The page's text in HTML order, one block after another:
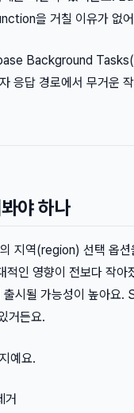
을 거칠 이유가 없
Background
응답 경로에서 무거운
야 하나
역(region) 선택 옵션
적인 영향이 전보다 작
시될 가능성이 높아요
거든요.
예요.
거